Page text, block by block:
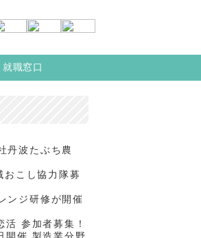
就職窓口
丹波たぶち農
こし協力隊募
ンジ研修が開催
活 参加者募集！